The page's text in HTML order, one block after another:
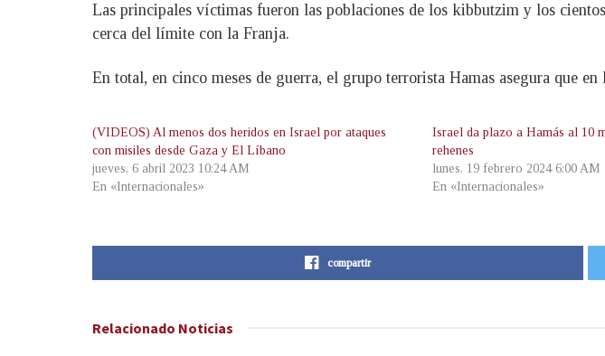
Las principales víctimas fueron las poblaciones de los kibbutzim y los
cerca del límite con la Franja.
En total, en cinco meses de guerra, el grupo terrorista Hamas asegura que
(VIDEOS) Al menos dos heridos en Israel por ataques
con misiles desde Gaza y El Líbano
jueves, 6 abril 2023 10:24 AM
En «Internacionales»
Israel da plazo a Hamás al 10
rehenes
lunes, 19 febrero 2024 6:00 AM
En «Internacionales»
compartir
Relacionado Noticias